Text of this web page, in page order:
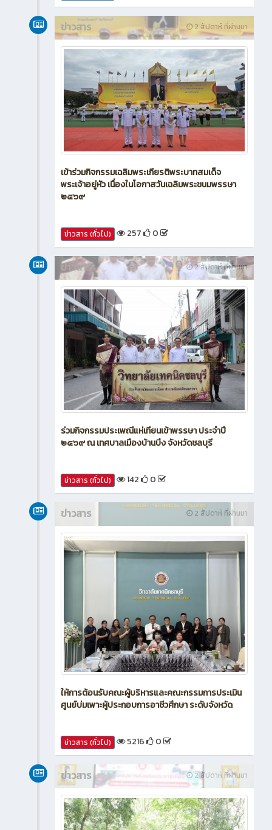
2 สัปดาห์ ที่ผ่านมา
ข่าวสาร
เข้าร่วมกิจกรรมเฉลิมพระเกียรติพระบาทสมเด็จ
พระเจ้าอยู่หัว เนื่องในโอกาสวันเฉลิมพระชนมพรรษา
๒๕๖๙
ข่าวสาร (ทั่วไป) 257 0
2 สัปดาห์ ที่ผ่านมา
ข่าวสาร
ร่วมกิจกรรมประเพณีแห่เทียนเข้าพรรษา ประจำปี
๒๕๖๙ ณ เทศบาลเมืองบ้านบึง จังหวัดชลบุรี
ข่าวสาร (ทั่วไป) 142 0
2 สัปดาห์ ที่ผ่านมา
ข่าวสาร
ให้การต้อนรับคณะผู้บริหารและคณะกรรมการประเมิน
ศูนย์บ่มเพาะผู้ประกอบการอาชีวศึกษา ระดับจังหวัด
ข่าวสาร (ทั่วไป) 5216 0
2 สัปดาห์ ที่ผ่านมา
ข่าวสาร